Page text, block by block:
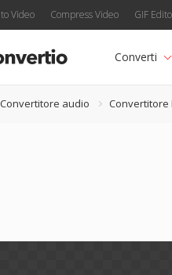
Video Compress Video GIF
Converti
Convertitore audio Convertitore